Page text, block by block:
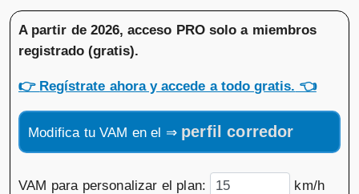
A partir de 2026, acceso PRO solo a miembros
registrado (gratis).
👉 Regístrate ahora y accede a todo gratis. 👈
Modifica tu VAM en el ⇒ perfil corredor
VAM para personalizar el plan:
km/h